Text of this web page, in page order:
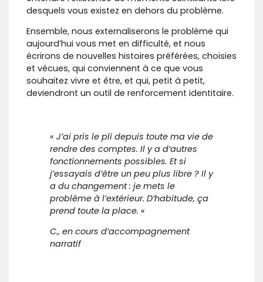
desquels vous existez en dehors du problème.
Ensemble, nous externaliserons le problème qui
aujourd’hui vous met en difficulté, et nous
écrirons de nouvelles histoires préférées, choisies
et vécues, qui conviennent à ce que vous
souhaitez vivre et être, et qui, petit à petit,
deviendront un outil de renforcement identitaire.
« J’ai pris le pli depuis toute ma vie de
rendre des comptes. Il y a d’autres
fonctionnements possibles. Et si
j’essayais d’être un peu plus libre ? Il y
a du changement : je mets le
problème à l’extérieur. D’habitude, ça
prend toute la place. «
C., en cours d’accompagnement
narratif